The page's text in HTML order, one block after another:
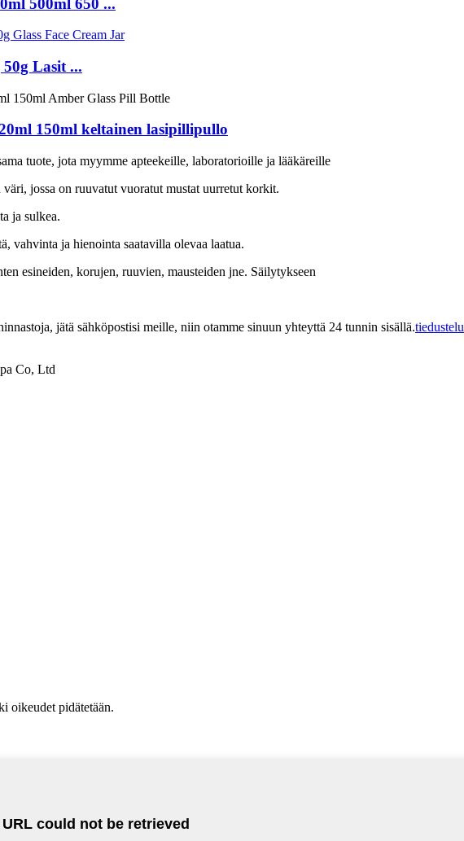
50g Lasit ...
150ml keltainen lasipillipullo
tuote, jota myymme apteekeille, laboratorioille ja lääkäreille
jossa on ruuvatut vuoratut mustat uurretut korkit.
ja sulkea.
vahvinta ja hienointa saatavilla olevaa laatua.
esineiden, korujen, ruuvien, mausteiden jne. Säilytykseen
jätä sähköpostisi meille, niin otamme sinuun yhteyttä 24 tunnin sisällä.tiedustelu
Co, Ltd
oikeudet pidätetään.